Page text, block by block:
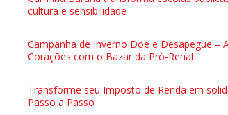
cultura e sensibilidade
Campanha de Inverno Doe e Desapegue –
Corações com o Bazar da Pró-Renal
Transforme seu Imposto de Renda em
Passo a Passo